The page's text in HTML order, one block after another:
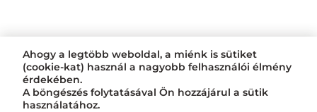
Ahogy a legtöbb weboldal, a miénk is sütiket
(cookie-kat) használ a nagyobb felhasználói élmény
érdekében.
A böngészés folytatásával Ön hozzájárul a sütik
használatához.